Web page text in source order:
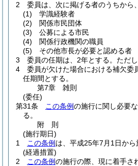
2
委員は、次に掲げる者のうちから
(1)
学識経験者
(2)
関係市民団体
(3)
公募による市民
(4)
関係行政機関の職員
(5)
その他市長が必要と認める者
3
委員の任期は、2年とする。 ただ
4
委員が欠けた場合における補欠委
任期間とする。
第7章
雑則
(委任)
第31条
この条例の施行に関し必要
る。
附 則
(施行期日)
1
この条例 は、平成25年7月1日から
(経過措置)
2
この条例の施行の際、現に着手さ